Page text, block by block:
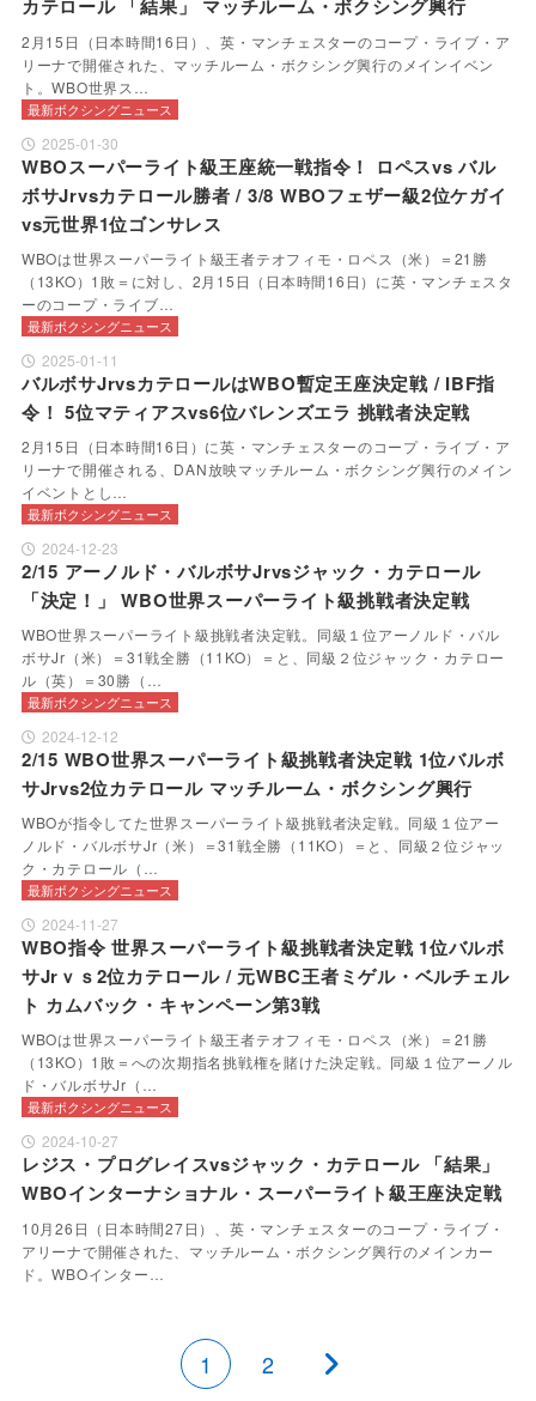
カテロール 「結果」 マッチルーム・ボクシング興行
2月15日（日本時間16日）、英・マンチェスターのコープ・ライブ・ア
リーナで開催された、マッチルーム・ボクシング興行のメインイベン
ト。WBO世界ス…
最新ボクシングニュース
2025-01-30
WBOスーパーライト級王座統一戦指令！ ロペスvs バル
ボサJrvsカテロール勝者 / 3/8 WBOフェザー級2位ケガイ
vs元世界1位ゴンサレス
WBOは世界スーパーライト級王者テオフィモ・ロペス（米）＝21勝
（13KO）1敗＝に対し、2月15日（日本時間16日）に英・マンチェスタ
ーのコープ・ライブ…
最新ボクシングニュース
2025-01-11
バルボサJrvsカテロールはWBO暫定王座決定戦 / IBF指
令！ 5位マティアスvs6位バレンズエラ 挑戦者決定戦
2月15日（日本時間16日）に英・マンチェスターのコープ・ライブ・ア
リーナで開催される、DAN放映マッチルーム・ボクシング興行のメイン
イベントとし…
最新ボクシングニュース
2024-12-23
2/15 アーノルド・バルボサJrvsジャック・カテロール
「決定！」 WBO世界スーパーライト級挑戦者決定戦
WBO世界スーパーライト級挑戦者決定戦。同級１位アーノルド・バル
ボサJr（米）＝31戦全勝（11KO）＝と、同級２位ジャック・カテロー
ル（英）＝30勝（…
最新ボクシングニュース
2024-12-12
2/15 WBO世界スーパーライト級挑戦者決定戦 1位バルボ
サJrvs2位カテロール マッチルーム・ボクシング興行
WBOが指令してた世界スーパーライト級挑戦者決定戦。同級１位アー
ノルド・バルボサJr（米）＝31戦全勝（11KO）＝と、同級２位ジャッ
ク・カテロール（…
最新ボクシングニュース
2024-11-27
WBO指令 世界スーパーライト級挑戦者決定戦 1位バルボ
サJrｖｓ2位カテロール / 元WBC王者ミゲル・ベルチェル
ト カムバック・キャンペーン第3戦
WBOは世界スーパーライト級王者テオフィモ・ロペス（米）＝21勝
（13KO）1敗＝への次期指名挑戦権を賭けた決定戦。同級１位アーノル
ド・バルボサJr（…
最新ボクシングニュース
2024-10-27
レジス・プログレイスvsジャック・カテロール 「結果」
WBOインターナショナル・スーパーライト級王座決定戦
10月26日（日本時間27日）、英・マンチェスターのコープ・ライブ・
アリーナで開催された、マッチルーム・ボクシング興行のメインカー
ド。WBOインター…
1 2